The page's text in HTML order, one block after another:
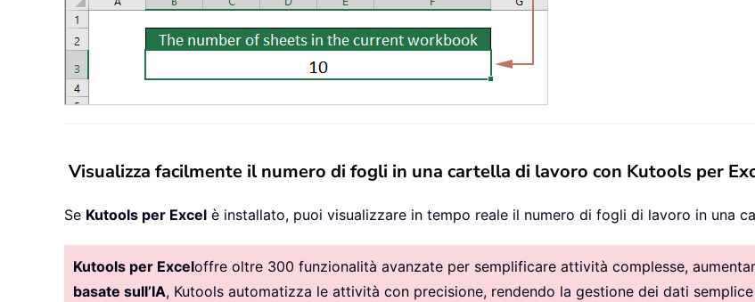
Visualizza facilmente il numero di fogli in una cartella di lavoro con Kutools per
Se Kutools per Excel è installato, puoi visualizzare in tempo reale il numero di fogli di lavoro in una
Kutools per Exceloffre oltre 300 funzionalità avanzate per semplificare attività complesse,
basate sull’IA, Kutools automatizza le attività con precisione, rendendo la gestione dei dati